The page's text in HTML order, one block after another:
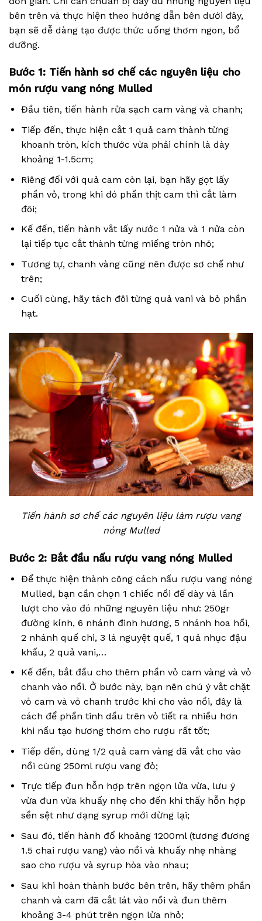
bên trên và thực hiện theo hướng dẫn bên dưới đây,
bạn sẽ dễ dàng tạo được thức uống thơm ngon, bổ
dưỡng.
Bước 1: Tiến hành sơ chế các nguyên liệu cho
món rượu vang nóng Mulled
Đầu tiên, tiến hành rửa sạch cam vàng và chanh;
Tiếp đến, thực hiện cắt 1 quả cam thành từng
khoanh tròn, kích thước vừa phải chính là dày
khoảng 1-1.5cm;
Riêng đối với quả cam còn lại, bạn hãy gọt lấy
phần vỏ, trong khi đó phần thịt cam thì cắt làm
đôi;
Kế đến, tiến hành vắt lấy nước 1 nửa và 1 nửa còn
lại tiếp tục cắt thành từng miếng tròn nhỏ;
Tương tự, chanh vàng cũng nên được sơ chế như
trên;
Cuối cùng, hãy tách đôi từng quả vani và bỏ phần
hạt.
Tiến hành sơ chế các nguyên liệu làm rượu vang
nóng Mulled
Bước 2: Bắt đầu nấu rượu vang nóng Mulled
Để thực hiện thành công cách nấu rượu vang nóng
Mulled, bạn cần chọn 1 chiếc nồi đế dày và lần
lượt cho vào đó những nguyên liệu như: 250gr
đường kính, 6 nhánh đinh hương, 5 nhánh hoa hồi,
2 nhánh quế chi, 3 lá nguyệt quế, 1 quả nhục đậu
khấu, 2 quả vani,…
Kế đến, bắt đầu cho thêm phần vỏ cam vàng và vỏ
chanh vào nồi. Ở bước này, bạn nên chú ý vắt chặt
vỏ cam và vỏ chanh trước khi cho vào nồi, đây là
cách để phần tinh dầu trên vỏ tiết ra nhiều hơn
khi nấu tạo hương thơm cho rượu rất tốt;
Tiếp đến, dùng 1/2 quả cam vàng đã vắt cho vào
nồi cùng 250ml rượu vang đỏ;
Trực tiếp đun hỗn hợp trên ngọn lửa vừa, lưu ý
vừa đun vừa khuấy nhẹ cho đến khi thấy hỗn hợp
sền sệt như dạng syrup mới dừng lại;
Sau đó, tiến hành đổ khoảng 1200ml (tương đương
1.5 chai rượu vang) vào nồi và khuấy nhẹ nhàng
sao cho rượu và syrup hòa vào nhau;
Sau khi hoàn thành bước bên trên, hãy thêm phần
chanh và cam đã cắt lát vào nồi và đun thêm
khoảng 3-4 phút trên ngọn lửa nhỏ;